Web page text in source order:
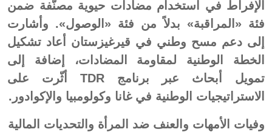
الإفراط في استخدام مضادات حيوية مصنّفة ضمن
فئة «المراقبة» بدلاً من فئة «الوصول». وأشارت
إلى دعم مسح وطني في قيرغيزستان أعاد تشكيل
الخطة الوطنية لمقاومة المضادات، إضافة إلى
تمويل أبحاث عبر برنامج TDR أثّرت على
الاستراتيجيات الوطنية في غانا وكولومبيا والإكوادور.
وفيات الأمهات والعنف ضد المرأة والتحديات المالية